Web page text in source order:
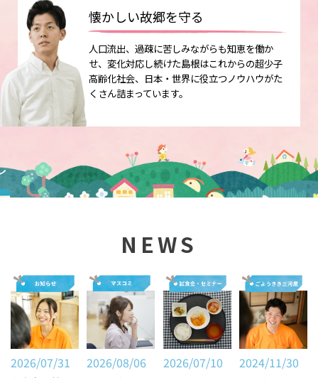
懐かしい故郷を守る
人口流出、過疎に苦しみながらも知恵を働か
せ、変化対応し続けた島根はこれからの超少子
高齢化社会、日本・世界に役立つノウハウがた
くさん詰まっています。
NEWS
2026/07/31 2026/08/06 2026/07/10 2024/11/30